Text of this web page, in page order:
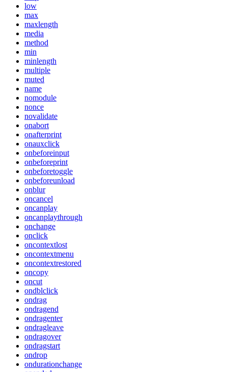
low
max
maxlength
media
method
min
minlength
multiple
muted
name
nomodule
nonce
novalidate
onabort
onafterprint
onauxclick
onbeforeinput
onbeforeprint
onbeforetoggle
onbeforeunload
onblur
oncancel
oncanplay
oncanplaythrough
onchange
onclick
oncontextlost
oncontextmenu
oncontextrestored
oncopy
oncut
ondblclick
ondrag
ondragend
ondragenter
ondragleave
ondragover
ondragstart
ondrop
ondurationchange